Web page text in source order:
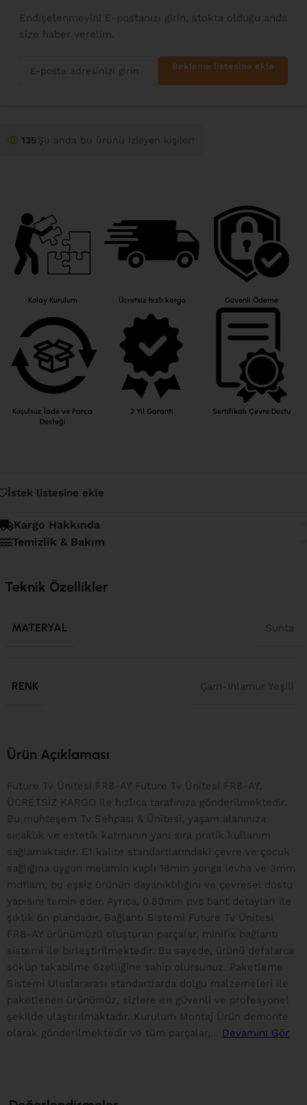
Endişelenmeyin! E-postanızı girin, stokta olduğu anda
size haber verelim.
Bekleme listesine ekle
135 Şu anda bu ürünü izleyen kişiler!
Kolay Kurulum
Koşulsuz İade ve Parça
Desteği
Ücretsiz hızlı kargo
2 Yıl Garanti
Güvenli Ödeme
Sertifikalı Çevre Dostu
İstek listesine ekle
Kargo Hakkında
Temizlik & Bakım
Teknik Özellikler
MATERYAL Sunta
RENK Çam-Ihlamur Yeşili
Ürün Açıklaması
Future Tv Ünitesi FR8-AY Future Tv Ünitesi FR8-AY,
ÜCRETSİZ KARGO ile hızlıca tarafınıza gönderilmektedir.
Bu muhteşem Tv Sehpası & Ünitesi, yaşam alanınıza
sıcaklık ve estetik katmanın yanı sıra pratik kullanım
sağlamaktadır. E1 kalite standartlarındaki çevre ve çocuk
sağlığına uygun melamin kaplı 18mm yonga levha ve 3mm
mdflam, bu eşsiz ürünün dayanıklılığını ve çevresel dostu
yapısını temin eder. Ayrıca, 0.80mm pvc bant detayları ile
şıklık ön plandadır. Bağlantı Sistemi Future Tv Ünitesi
FR8-AY ürünümüzü oluşturan parçalar, minifix bağlantı
sistemi ile birleştirilmektedir. Bu sayede, ürünü defalarca
söküp takabilme özelliğine sahip olursunuz. Paketleme
Sistemi Uluslararası standartlarda dolgu malzemeleri ile
paketlenen ürünümüz, sizlere en güvenli ve profesyonel
şekilde ulaştırılmaktadır. Kurulum Montaj Ürün demonte
olarak gönderilmektedir ve tüm parçalar,... Devamını Gör